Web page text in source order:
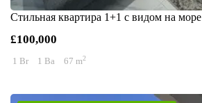
Стильная квартира 1+1 с видом на море
£100,000
1 Br 1 Ba 67 m2